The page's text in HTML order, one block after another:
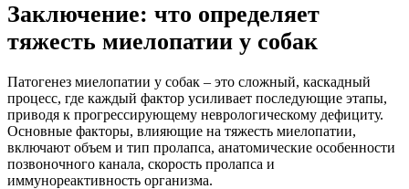
Заключение: что определяет
тяжесть миелопатии у собак
Патогенез миелопатии у собак – это сложный, каскадный
процесс, где каждый фактор усиливает последующие этапы,
приводя к прогрессирующему неврологическому дефициту.
Основные факторы, влияющие на тяжесть миелопатии,
включают объем и тип пролапса, анатомические особенности
позвоночного канала, скорость пролапса и
иммунореактивность организма.